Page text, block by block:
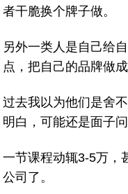
者干脆换个牌子做。
另外一类人是自己给
点，把自己的品牌做
过去我以为他们是舍
明白，可能还是面子
一节课程动辄3-5万，
公司了。